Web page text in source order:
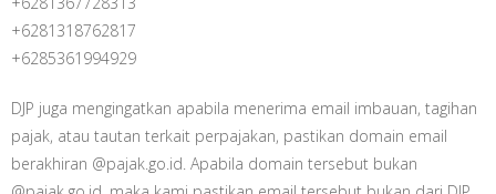
+6281318762817
+6285361994929
DJP juga mengingatkan apabila menerima email imbauan, tagihan
pajak, atau tautan terkait perpajakan, pastikan domain email
berakhiran @pajak.go.id. Apabila domain tersebut bukan